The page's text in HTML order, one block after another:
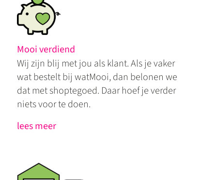
Mooi verdiend
Wij zijn blij met jou als klant. Als je vaker
wat bestelt bij watMooi, dan belonen we
dat met shoptegoed. Daar hoef je verder
niets voor te doen.
lees meer